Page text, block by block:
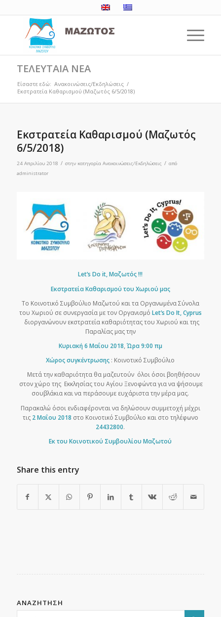
ΤΕΛΕΥΤΑΙΑ ΝΕΑ
Είσαστε εδώ: Ανακοινώσεις/Εκδηλώσεις /
Εκστρατεία Καθαρισμού (Μαζωτός 6/5/2018)
Εκστρατεία Καθαρισμού (Μαζωτός
6/5/2018)
24 Απριλίου 2018 / στην κατηγορία Ανακοινώσεις/Εκδηλώσεις / από
administrator
Let’s Do it, Μαζωτός !!!
Εκστρατεία Καθαρισμού του Χωριού μας
Το Κοινοτικό Συμβούλιο Μαζωτού και τα Οργανωμένα Σύνολα
του Χωριού σε συνεργασία με τον Οργανισμό Let’s Do It,Cyprus
διοργανώνουν εκστρατεία καθαριότητας του Χωριού και της
Παραλίας μας την
Κυριακή 6 Μαΐου 2018, Ώρα 9:00 πμ
Χώρος συγκέντρωσης : Κοινοτικό Συμβούλιο
Μετά την καθαριότητα θα μαζευτούν όλοι όσοι βοηθήσουν
στον χώρο της Εκκλησίας του Αγίου Ξενοφώντα για να ψήσουμε
σουβλάκια και να περάσουμε ευχάριστα την μέρα μας.
Παρακαλώ όσοι ενδιαφέρονται να δηλώσουν συμμετοχή μέχρι
τις 2 Μαΐου 2018 στο Κοινοτικό Συμβούλιο και στο τηλέφωνο
24432800.
Εκ του Κοινοτικού Συμβουλίου Μαζωτού
Share this entry
ΑΝΑΖΗΤΗΣΗ